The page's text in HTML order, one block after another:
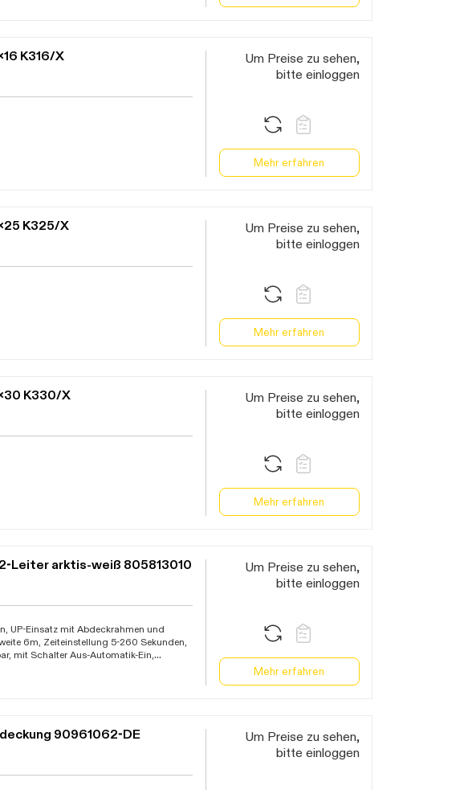
K316/X
Um Preise zu sehen,
bitte einloggen
Mehr erfahren
K325/X
Um Preise zu sehen,
bitte einloggen
Mehr erfahren
K330/X
Um Preise zu sehen,
bitte einloggen
Mehr erfahren
Leiter arktis-weiß 805813010
UP-Einsatz mit Abdeckrahmen und
6m, Zeiteinstellung 5-260 Sekunden,
mit Schalter Aus-Automatik-Ein,
Um Preise zu sehen,
bitte einloggen
Mehr erfahren
90961062-DE
Um Preise zu sehen,
bitte einloggen